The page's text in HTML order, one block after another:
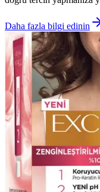
Daha fazla bilgi edinin